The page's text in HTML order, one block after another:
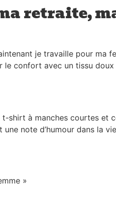
retraite,
je travaille pour ma
le confort avec un tissu
t-shirt à manches courtes et
note d’humour dans la
»